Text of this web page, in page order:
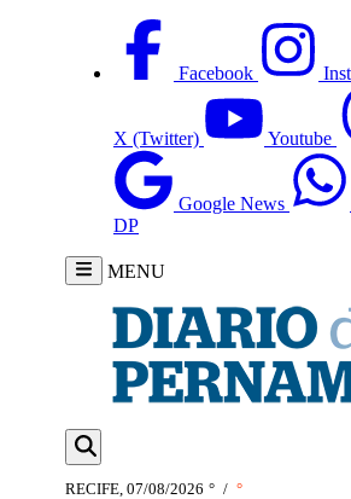
Facebook
X (Twitter) Youtube
Google News
DP
MENU
RECIFE, 07/08/2026 ° / °